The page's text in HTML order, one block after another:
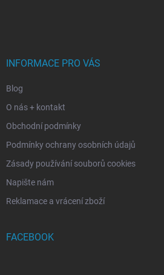
INFORMACE PRO VÁS
Blog
O nás + kontakt
Obchodní podmínky
Podmínky ochrany osobních údajů
Zásady používání souborů cookies
Napište nám
Reklamace a vrácení zboží
FACEBOOK